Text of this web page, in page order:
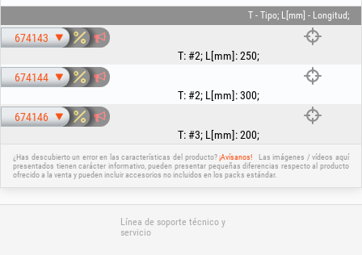
T - Tipo; L[mm] - Longitud;
674143
T:#2; L[mm]:250;
674144
T:#2; L[mm]:300;
674146
T:#3; L[mm]:200;
¿Has descubierto un error en las características del producto?¡Avísanos!
Las imágenes / vídeos aquí
presentados tienen carácter informativo, pueden presentar pequeñas diferencias respecto al producto
ofrecido a la venta y pueden incluir accesorios no incluidos en los packs estándar.
Línea de soporte técnico y
servicio